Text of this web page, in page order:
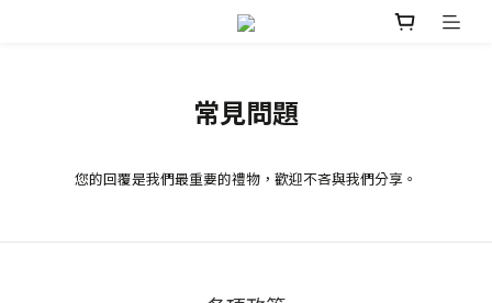
常見問題
您的回覆是我們最重要的禮物，歡迎不吝與我們分享。